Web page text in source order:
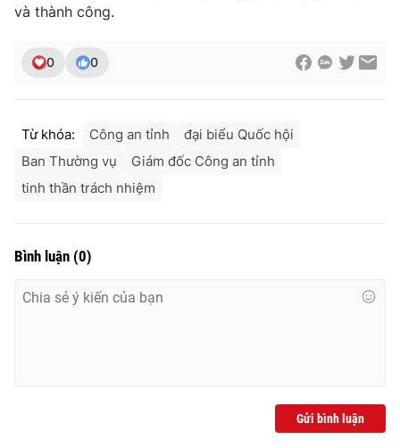
thông tin từ website này.
và thành công.
0 0
Từ khóa: Công an tỉnh
đại biểu Quốc hội
Ban Thường vụ
Giám đốc Công an tỉnh
tinh thần trách nhiệm
Bình luận (0)
Gửi bình luận